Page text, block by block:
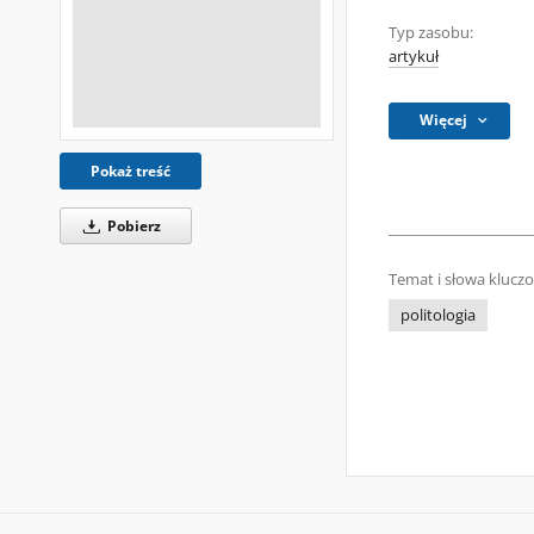
Pokaż treść
Pobierz
Typ zasobu:
artykuł
Więcej
Temat i słowa
politologia